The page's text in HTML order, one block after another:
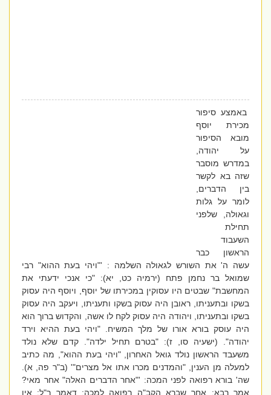
באמצע סיפור
מכירת יוסף
מובא הסיפור
על יהודה,
במדרש מוסבר
שזה בא לקשר
בין הדברים,
לומר על גלות
וגאולה, שלפני
תחילת
השעבוד
הראשון כבר
עשה ה' את השורש לגאולה השלמה : '"ויהי בעת ההוא" רבי
שמואל בר נחמן פתח (ירמיה כט, יא): "כי אנכי ידעתי את
המחשבת" שבטים היו עסוקין במכירתו של יוסף, ויוסף היה עסוק
בשקו ובתעניתו, ראובן היה עסוק בשקו ותעניתו, ויעקב היה עסוק
בשקו ובתעניתו, ויהודה היה עסוק לקח לו אשה, והקדוש ברוך הוא
היה עוסק בורא אורו של מלך המשיח. "ויהי בעת ההיא וירד
יהודה". (ישעיה סו, ז): "בטרם תחיל ילדה". קדם שלא נולד
משעבד הראשון נולד גואל האחרון, "ויהי בעת ההוא", מה כתיב
למעלה מן הענין, "והמדנים מכרו אתו אל מצרים"' (ב"ר פה, א).
שה' בורא רפואה לפני המכה: '"אחר הדברים האלה" אחר מאי?
אמר רבא: אחר שברא הקב"ה רפואה למכה; דאמר ר"ל: אין